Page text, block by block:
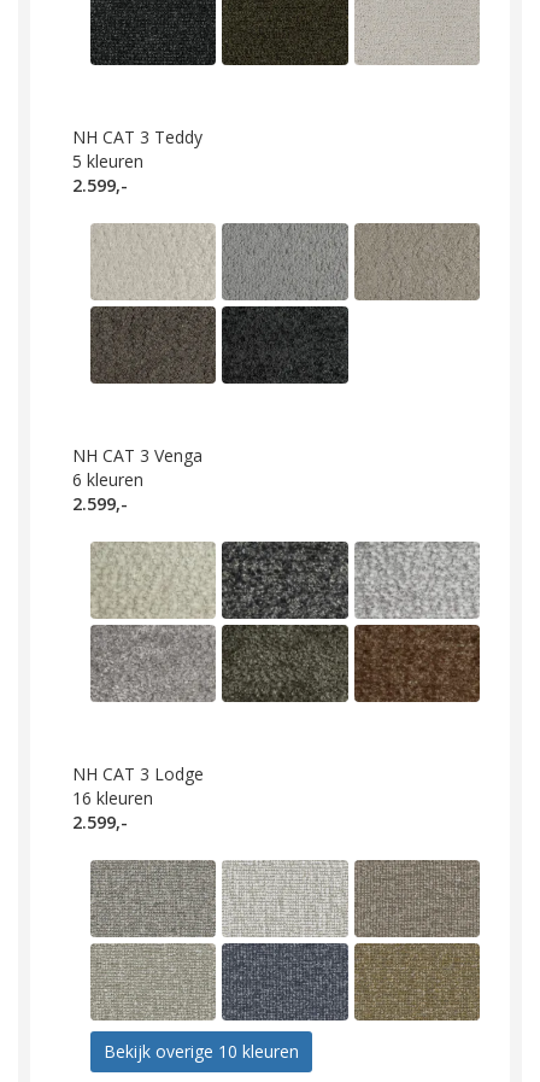
NH CAT 3 Teddy
5 kleuren
2.599,-
NH CAT 3 Venga
6 kleuren
2.599,-
NH CAT 3 Lodge
16 kleuren
2.599,-
Bekijk overige 10 kleuren